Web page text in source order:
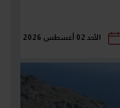
الأحد 02 أغسطس 2026